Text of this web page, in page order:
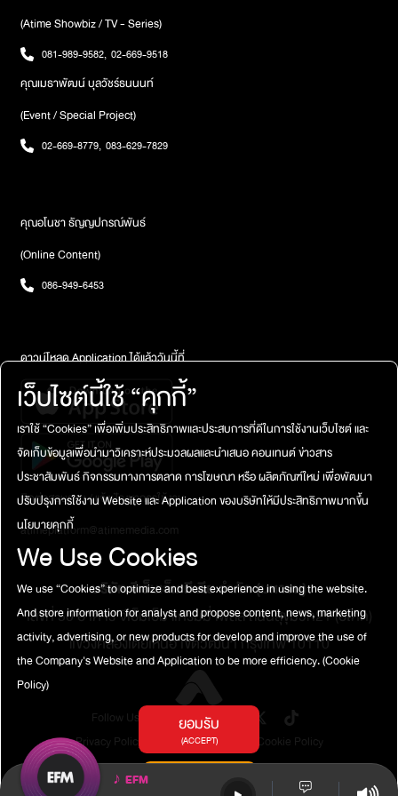
ทันใดนั้น ผีเสื้อตัวนั้นก็ค่อย ๆ บินเข้ามาใกล้เรื่อย ๆ แต่เมื่อเพ่งมองให้ชัด
ใบหน้าของมัน กลับเป็นใบหน้าของอาม่าข้างบ้าน!!!“อ๊ากกกกกกก!!”
เสียงกรีดร้องดังลั่น ปลุกทุกคนในบ้านให้ตื่นขึ้นอย่างตกใจ ทุกคนต่าง
ด้วยความหวาดกลัว “ผีหลอก! ผีหลอก!! ผีอาม่าข้างบ้านมา
หลอก!!!”ทางอากง และอาม่าไม่ได้แสดงท่าทีตกใจ หรือคิดว่าคุณพ่อ
เคยเห็นในวันนั้น เป็นภาพของอาม่า ที่แลบลิ้นและทำตาถลนใส่ แท้จริง
ชีวิต! ในตอนนั้น อาม่าอาจเสียชีวิตไปแล้ว และคุณพ่ออาจเป็นคนแรกที่
เห็นท่านในสภาพนั้น ส่วนคนที่พบเป็นลำดับถัดไป อาจเป็นอากง และ
กลับไป ในตอนที่คุณพ่อเข้าไปในบ้านของอาม่า เพื่อเก็บลูกฟุตบอล คุณ
พ่อได้แลบลิ้นหยอกล้ออาม่า ไปตามประสาเด็ก ส่วนผีเสื้อที่มีรูปร่าง
หน้าตาเหมือนอาม่า บินมาให้คุณพ่อเห็น คงเป็นอาม่า ทีอาจไม่ได้ตั้งใจ
จะหลอกหลอน ทว่าเพราะท่านคุ้นเคย และสนิทสนมกับคุณพ่อมาตั้งแต่
เด็ก จึงอาจต้องการมาหาตามความเชื่อของคนจีน มีความเชื่อว่าเมื่อ
ผู้คนเสียชีวิต วิญญาณของพวกเขาอาจปรากฏในรูปของผีเสื้อ เพื่อสื่อ
ถึงการกลับมาหรือการเยี่ยมเยียนคนที่ยังมีชีวิตอยู่…(เป็นความเชื่อส่วน
บุคคล โปรดใช้วิจารณญาณในการอ่าน)รับฟังเรื่องเต็ม ๆ ได้ที่
♪ EFM
(Atime Showbiz / TV - Series)
081-989-9582, 02-669-9518
คุณเมธาพัฒน์ บุลวัชร์ธนนนท์
(Event / Special Project)
02-669-8779, 083-629-7829
คุณอโนชา ธัญญปกรณ์พันธ์
(Online Content)
086-949-6453
ดาวน์โหลด Application ได้แล้ววันนี้ที่
ติดต่อสอบถาม / แจ้งปัญหาการใช้งาน
atimeplatform@atimemedia.com
บริษัท จีเอ็มเอ็ม มีเดีย จำกัด (มหาชน)
เลขที่ 50 อาคาร จีเอ็มเอ็ม แกรมมี่ เพลส ถนนสุขุมวิท21 (อโศก)
แขวงคลองเตยเหนือ เขตวัฒนา กรุงเทพ 10110
Follow Us
Privacy Policy
Terms of Service Cookie Policy
เว็บไซต์นี้ใช้ “คุกกี้”
เราใช้ “Cookies” เพื่อเพิ่มประสิทธิภาพและประสบการที่ดีในการใช้งานเว็บไซต์ และ
จัดเก็บข้อมูลเพื่อนำมาวิเคราะห์ประมวลผลและนำเสนอ คอนเทนต์ ข่าวสาร
ประชาสัมพันธ์ กิจกรรมทางการตลาด การโฆษณา หรือ ผลิตภัณฑ์ใหม่ เพื่อพัฒนา
ปรับปรุงการใช้งาน Website และ Application ของบริษัทให้มีประสิทธิภาพมากขึ้น
นโยบายคุกกี้
We Use Cookies
We use “Cookies” to optimize and best experience in using the website.
And store information for analyst and propose content, news, marketing
activity, advertising, or new products for develop and improve the use of
the Company's Website and Application to be more efficiency.(Cookie
Policy)
ยอมรับ
(ACCEPT)
การตั้งค่าคุกกี้